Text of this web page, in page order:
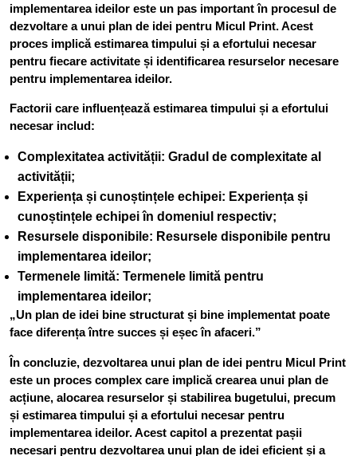
implementarea ideilor este un pas important în procesul de
dezvoltare a unui plan de idei pentru Micul Print. Acest
proces implică estimarea timpului și a efortului necesar
pentru fiecare activitate și identificarea resurselor necesare
pentru implementarea ideilor.
Factorii care influențează estimarea timpului și a efortului
necesar includ:
Complexitatea activității: Gradul de complexitate al
activității;
Experiența și cunoștințele echipei: Experiența și
cunoștințele echipei în domeniul respectiv;
Resursele disponibile: Resursele disponibile pentru
implementarea ideilor;
Termenele limită: Termenele limită pentru
implementarea ideilor;
„Un plan de idei bine structurat și bine implementat poate
face diferența între succes și eșec în afaceri.”
În concluzie, dezvoltarea unui plan de idei pentru Micul Print
este un proces complex care implică crearea unui plan de
acțiune, alocarea resurselor și stabilirea bugetului, precum
și estimarea timpului și a efortului necesar pentru
implementarea ideilor. Acest capitol a prezentat pașii
necesari pentru dezvoltarea unui plan de idei eficient și a